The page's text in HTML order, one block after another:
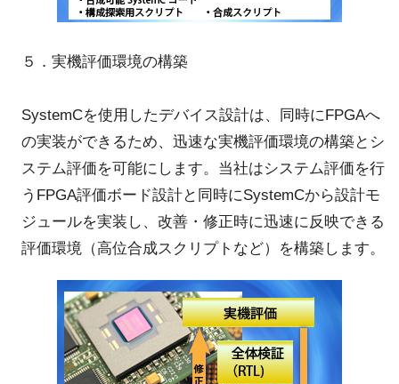
５．実機評価環境の構築
SystemCを使用したデバイス設計は、同時にFPGAへ
の実装ができるため、迅速な実機評価環境の構築とシ
ステム評価を可能にします。当社はシステム評価を行
うFPGA評価ボード設計と同時にSystemCから設計モ
ジュールを実装し、改善・修正時に迅速に反映できる
評価環境（高位合成スクリプトなど）を構築します。